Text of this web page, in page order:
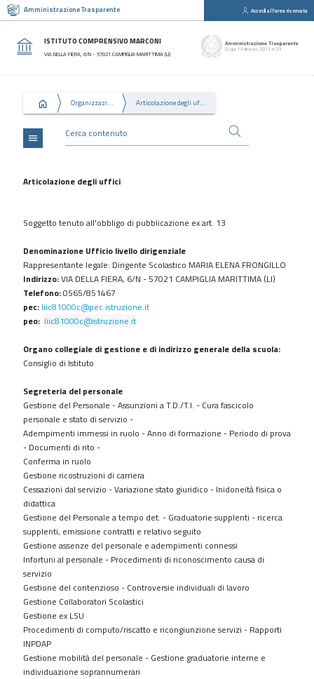
Amministrazione Trasparente Accedi all'area riservata
ISTITUTO COMPRENSIVO MARCONI
VIA DELLA FIERA, 6/N - 57021 CAMPIGLIA MARITTIMA (LI)
Organizzazione Articolazione degli uffici
Sezioni
Disposizioni
Consulenti
collaboratori
Bandi
Performance
Enti
controllati
Attività
e
procedimenti
Controlli
imprese
Bandi
di
gara
contratti
Sovvenzioni
contributi
sussidi
vantaggi
economici
Bilanci
Beni
immobili
e
gestione
patrimonio
Controlli
menu
Articolazione degli uffici
Soggetto tenuto all'obbligo di pubblicazione ex art. 13
Denominazione Ufficio livello dirigenziale
Rappresentante legale: Dirigente Scolastico MARIA ELENA FRONGILLO
Indirizzo:VIA DELLA FIERA, 6/N - 57021 CAMPIGLIA MARITTIMA (LI)
Telefono:0565/851467
pec: liic81000c@pec.istruzione.it
peo: liic81000c@istruzione.it
Organo collegiale di gestione e di indirizzo generale della scuola:
Consiglio di Istituto
Segreteria del personale
Gestione del Personale - Assunzioni a T.D./T.I. - Cura fascicolo
personale e stato di servizio -
Adempimenti immessi in ruolo - Anno di formazione - Periodo di prova
- Documenti di rito -
Conferma in ruolo
Gestione ricostruzioni di carriera
Cessazioni dal servizio - Variazione stato giuridico - Inidoneità fisica o
didattica
Gestione del Personale a tempo det. - Graduatorie supplenti - ricerca
supplenti, emissione contratti e relativo seguito
Gestione assenze del personale e adempimenti connessi
Infortuni al personale - Procedimenti di riconoscimento causa di
servizio
Gestione del contenzioso - Controversie individuali di lavoro
Gestione Collaboratori Scolastici
Gestione ex LSU
Procedimenti di computo/riscatto e ricongiunzione servizi - Rapporti
INPDAP
Gestione mobilità del personale - Gestione graduatorie interne e
individuazione soprannumerari